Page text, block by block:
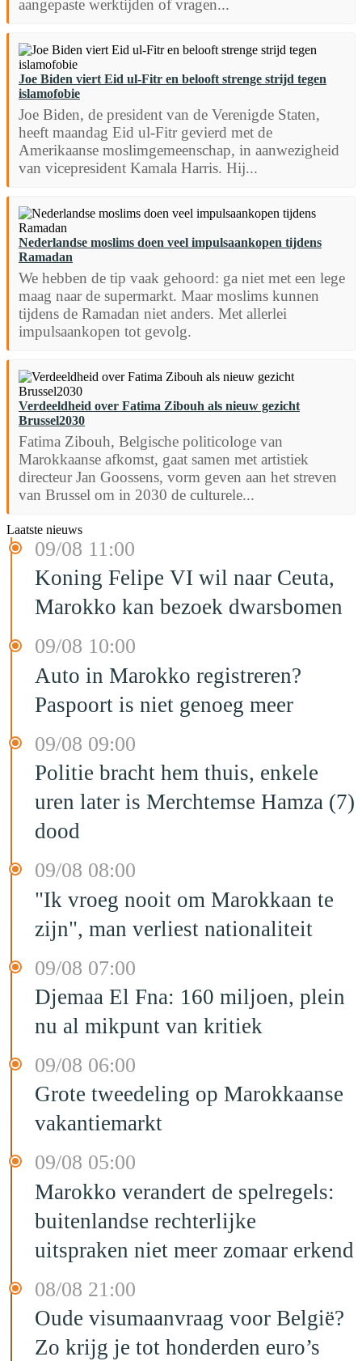
aangepaste werktijden of vragen...
Joe Biden viert Eid ul-Fitr en belooft strenge strijd tegen
islamofobie
Joe Biden, de president van de Verenigde Staten,
heeft maandag Eid ul-Fitr gevierd met de
Amerikaanse moslimgemeenschap, in aanwezigheid
van vicepresident Kamala Harris. Hij...
Nederlandse moslims doen veel impulsaankopen tijdens
Ramadan
We hebben de tip vaak gehoord: ga niet met een lege
maag naar de supermarkt. Maar moslims kunnen
tijdens de Ramadan niet anders. Met allerlei
impulsaankopen tot gevolg.
Verdeeldheid over Fatima Zibouh als nieuw gezicht
Brussel2030
Fatima Zibouh, Belgische politicologe van
Marokkaanse afkomst, gaat samen met artistiek
directeur Jan Goossens, vorm geven aan het streven
van Brussel om in 2030 de culturele...
Laatste nieuws
09/08 11:00
Koning Felipe VI wil naar Ceuta,
Marokko kan bezoek dwarsbomen
09/08 10:00
Auto in Marokko registreren?
Paspoort is niet genoeg meer
09/08 09:00
Politie bracht hem thuis, enkele
uren later is Merchtemse Hamza (7)
dood
09/08 08:00
"Ik vroeg nooit om Marokkaan te
zijn", man verliest nationaliteit
09/08 07:00
Djemaa El Fna: 160 miljoen, plein
nu al mikpunt van kritiek
09/08 06:00
Grote tweedeling op Marokkaanse
vakantiemarkt
09/08 05:00
Marokko verandert de spelregels:
buitenlandse rechterlijke
uitspraken niet meer zomaar erkend
08/08 21:00
Oude visumaanvraag voor België?
Zo krijg je tot honderden euro’s